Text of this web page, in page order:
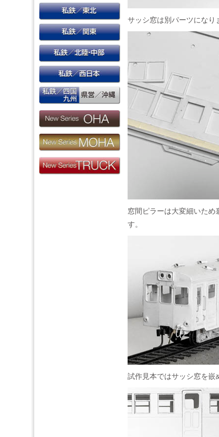
サッシ窓は別パーツになり
窓間ピラーは大変細いた
す。
試作見本ではサッシ窓を嵌